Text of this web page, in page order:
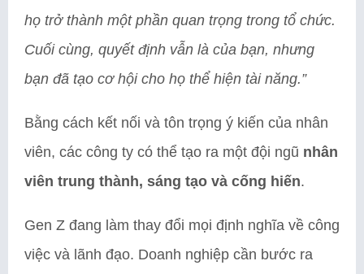
họ trở thành một phần quan trọng trong tổ chức.
Cuối cùng, quyết định vẫn là của bạn, nhưng
bạn đã tạo cơ hội cho họ thể hiện tài năng.”
Bằng cách kết nối và tôn trọng ý kiến của nhân
viên, các công ty có thể tạo ra một đội ngũ nhân
viên trung thành, sáng tạo và cống hiến.
Gen Z đang làm thay đổi mọi định nghĩa về công
việc và lãnh đạo. Doanh nghiệp cần bước ra